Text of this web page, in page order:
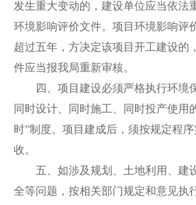
发生重大变动的，建设单位应当依法
环境影响评价文件。项目环境影响评
超过五年，方决定该项目开工建设的
件应当报我局重新审核。
四、项目建设必须严格执行环境
同时设计、同时施工、同时投产使用
时”制度。项目建成后，须按规定程
收。
五、如涉及规划、土地利用、建
全等问题，按相关部门规定和意见执